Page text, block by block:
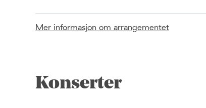
Mer informasjon om arrangementet
Konserter